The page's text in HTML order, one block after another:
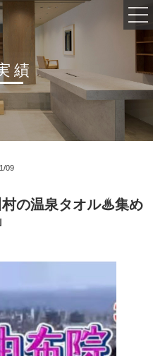
績
09
の温泉タオル♨集め